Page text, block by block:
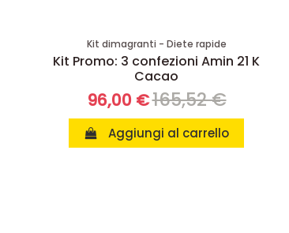
Kit dimagranti - Diete rapide
Kit Promo: 3 confezioni Amin 21 K
Cacao
96,00 €165,52 €
Aggiungi al carrello